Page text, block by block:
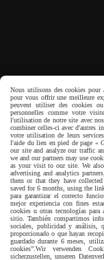
Nous utilisons des cookies pour
pour vous offrir une meilleure
peuvent utiliser des cookies
personnelles comme votre
l'utilisation de notre site avec
combiner celles-ci avec d'autres
votre utilisation de leurs
l'aide du lien en pied de page «
our site and analyze our traffic
we and our partners may use
as your visit to our site. We
advertising and analytics
them or that they have
saved for 6 months, using the
para garantizar el correcto
mejor experiencia con fines
cookies u otras tecnologías para
sitio. También compartimos
sociales, publicidad y análisis,
proporcionado o que hayan
guardado durante 6 meses,
cookies”. Wir verwenden
sicherzustellen, unseren